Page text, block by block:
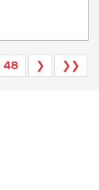
48 ❯ ❯❯